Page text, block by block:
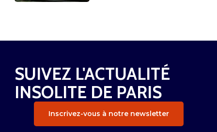
SUIVEZ L'ACTUALITÉ
INSOLITE DE PARIS
Inscrivez-vous à notre newsletter